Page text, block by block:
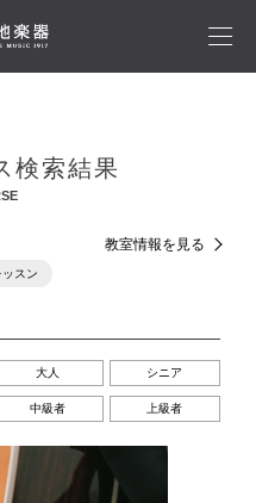
検索結果
教室情報を見る
スン
大人 シニア
中級者 上級者